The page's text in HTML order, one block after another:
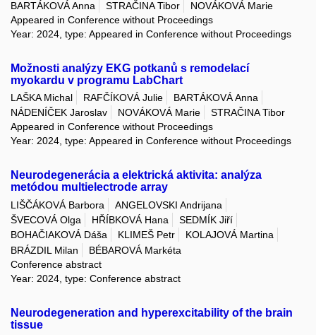
BARTÁKOVÁ Anna STRAČINA Tibor
NOVÁKOVÁ Marie
Appeared in Conference without Proceedings
Year: 2024, type: Appeared in Conference without Proceedings
Možnosti analýzy EKG potkanů s remodelací
myokardu v programu LabChart
LAŠKA Michal RAFČÍKOVÁ Julie
BARTÁKOVÁ Anna
NÁDENÍČEK Jaroslav
NOVÁKOVÁ Marie
STRAČINA Tibor
Appeared in Conference without Proceedings
Year: 2024, type: Appeared in Conference without Proceedings
Neurodegenerácia a elektrická aktivita: analýza
metódou multielectrode array
LIŠČÁKOVÁ Barbora
ANGELOVSKI Andrijana
ŠVECOVÁ Olga
HŘÍBKOVÁ Hana
SEDMÍK Jiří
BOHAČIAKOVÁ Dáša
KLIMEŠ Petr
KOLAJOVÁ Martina
BRÁZDIL Milan
BÉBAROVÁ Markéta
Conference abstract
Year: 2024, type: Conference abstract
Neurodegeneration and hyperexcitability of the brain
tissue